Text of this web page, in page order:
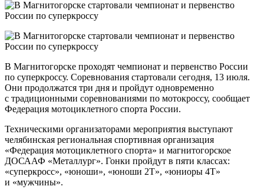
В Магнитогорске проходят чемпионат и первенство России
по суперкроссу. Соревнования стартовали сегодня, 13 июля.
Они продолжатся три дня и пройдут одновременно
с традиционными соревнованиями по мотокроссу, сообщает
Федерация мотоциклетного спорта России.
Техническими организаторами мероприятия выступают
челябинская региональная спортивная организация
«Федерация мотоциклетного спорта» и магнитогорское
ДОСААФ «Металлург». Гонки пройдут в пяти классах:
«суперкросс», «юноши», «юноши 2Т», «юниоры 4Т»
и «мужчины».